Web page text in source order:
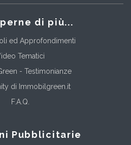
di più...
ed Approfondimenti
Tematici
- Testimonianze
di Immobilgreen.it
F.A.Q.
Pubblicitarie